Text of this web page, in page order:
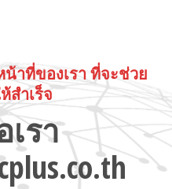
าที่ของเรา ที่จะช่วย
สำเร็จ
รา